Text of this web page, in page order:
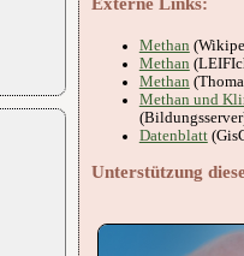
Methan
Methan
Methan
Methan und
Datenblatt
Unterstützung